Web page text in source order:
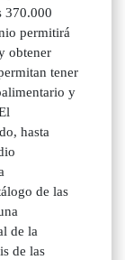
370.000
permitirá
obtener
tener
y
hasta
de las
de la
de las